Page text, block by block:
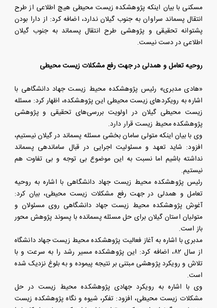
مسکنی با بیان اینکه پژوهشکده زیست محیطی هیچ اطلاعی از طرح
انتقال پسماند سراوان به جنوب گیلان ندارد، اضافه کرد: از دارا بودن
پشتوانه تحقیقی و پژوهشی طرح انتقال پسماند به جنوب گیلان
اطلاعی در دست نیست.
روحیه تعامل و همدلی در جهت رفع مشکلات زیست محیطی
«هادی مدبری» رئیس پژوهشکده محیط زیست جهاد دانشگاهی با
اشاره به رویکردهای زیست محیطی این پژوهشکده، اظهار کرد: مسئله
زیست محیطی گیلان در اولویت بررسی‌های تحقیقی و پژوهشی
پژوهشکده محیط زیست قرار دارد.
وی با بیان اینکه متولی سامان بخشی مسئله پسماند در گیلان نیستیم،
افزود: شاید تعهد و مسئولیت اجرایی در قبال ساماندهی پسماند
نداشته باشیم اما نسبت به این موضوع بی توجه و بی تفاوت هم
نیستیم.
رئیس پژوهشکده محیط زیست جهاد دانشگاهی با اشاره به روحیه
تعامل و همدلی در جهت رفع مشکلات زیست محیطی، بیان کرد:
آغوش پژوهشکده محیط زیست جهاد دانشگاهی روی مسئولان و
متولیان استان گیلان برای حل مسئله پسمانده با پسوند پژوهش محور
باز است.
مدبری با اشاره به آغاز فعالیت پژوهشکده محیط زیست جهاد دانشگاه
از سال ۸۲، اضافه کرد: این پژوهشکده مسیر رشد را به سرعت و با
تلاش و رویکرد پژوهشی مبتنی بر نتیجه پیموده و به بلوغ نزدیک شده
است.
وی با اشاره به رویکرد جهادی پژوهشکده محیط زیست در حل
مشکلات زیست محیطی، افزود: تفکر، شیوه و نگاه پژوهشکده زیست